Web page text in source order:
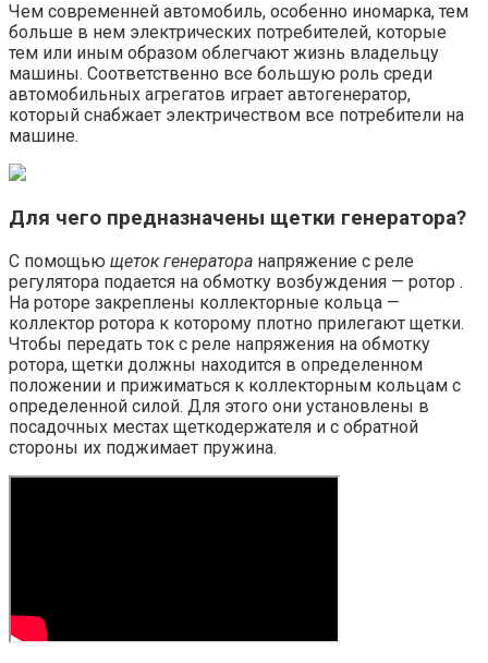
Чем современней автомобиль, особенно иномарка, тем
больше в нем электрических потребителей, которые
тем или иным образом облегчают жизнь владельцу
машины. Соответственно все большую роль среди
автомобильных агрегатов играет автогенератор,
который снабжает электричеством все потребители на
машине.
Для чего предназначены щетки генератора?
С помощью щеток генератора напряжение с реле
регулятора подается на обмотку возбуждения — ротор .
На роторе закреплены коллекторные кольца —
коллектор ротора к которому плотно прилегают щетки.
Чтобы передать ток с реле напряжения на обмотку
ротора, щетки должны находится в определенном
положении и прижиматься к коллекторным кольцам с
определенной силой. Для этого они установлены в
посадочных местах щеткодержателя и с обратной
стороны их поджимает пружина.